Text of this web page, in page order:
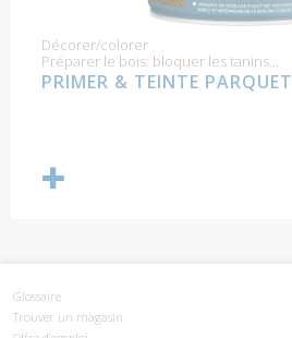
Décorer/colorer
Préparer le bois: bloquer les tanins...
PRIMER & TEINTE PARQUET
Glossaire
Trouver un magasin